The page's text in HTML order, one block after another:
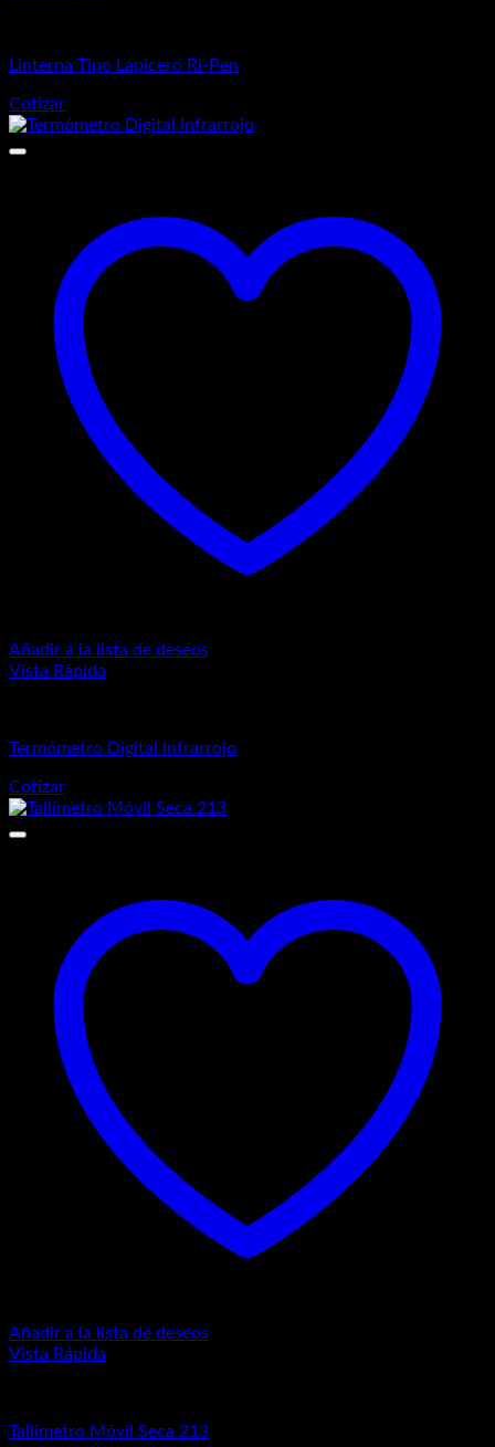
Linterna Tipo Lapicero Ri-Pen
Cotizar
Añadir a la lista de deseos
Vista Rápida
Termómetro Digital Infrarrojo
Cotizar
Añadir a la lista de deseos
Vista Rápida
Tallímetro Móvil Seca 213